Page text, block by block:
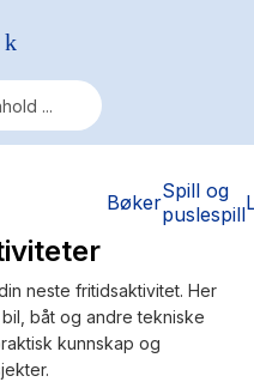
BøkerSpill og
puslespill
neste fritidsaktivitet. Her
båt og andre tekniske
kunnskap og